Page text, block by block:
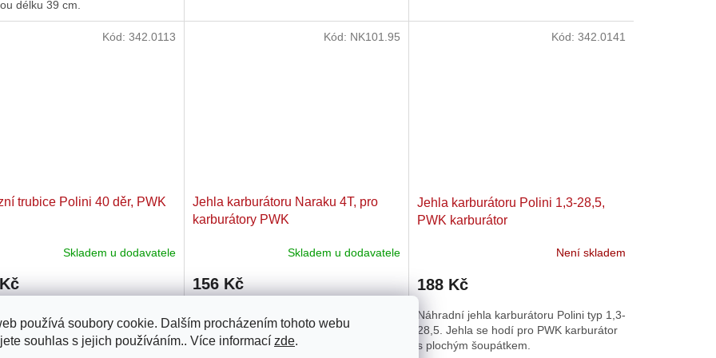
používá soubory cookie. Dalším procházením tohoto webu
souhlas s jejich používáním.. Více informací zde.
délku 39 cm.
trubice Polini 40 děr, PWK
Skladem u dodavatele
karburátory s plochým
Kód: 342.0113
Jehla karburátoru Naraku 4T, pro
karburátory PWK
Skladem u dodavatele
156 Kč
karburátory PWK - Náhradní 4T jehla pro
karburátory PWK od Naraku. Typ jehly je
Kód: NK101.95
Jehla karburátoru Polini 1,3-28,5,
PWK karburátor
Není skladem
188 Kč
Náhradní jehla karburátoru Polini typ 1,3-
28,5. Jehla se hodí pro PWK karburátor
s plochým šoupátkem.
Kód: 342.0141